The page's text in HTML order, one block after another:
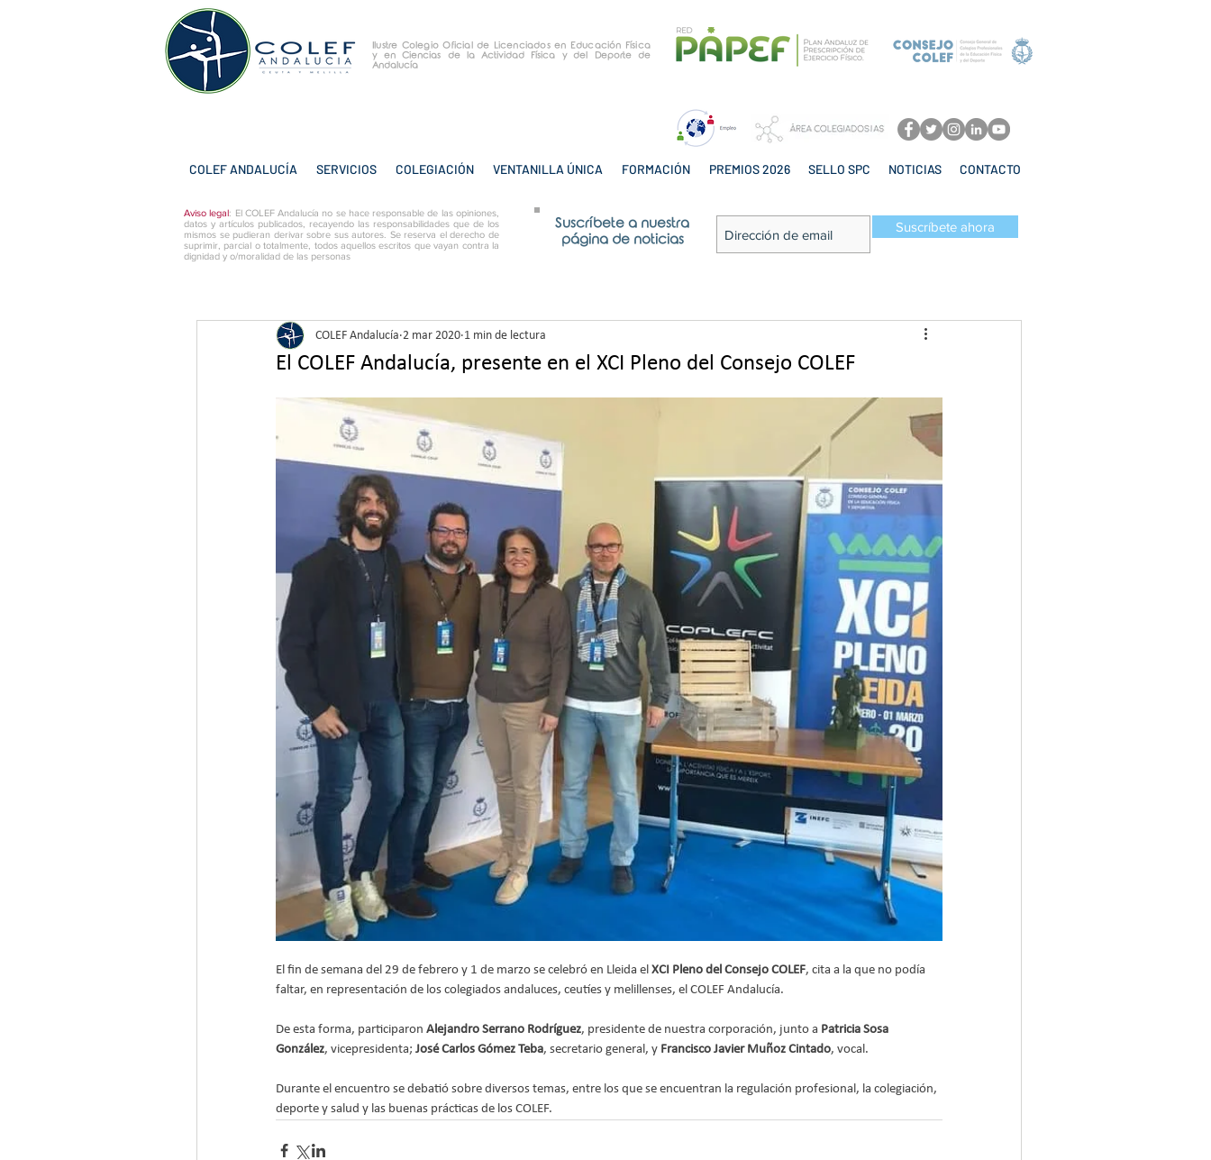
Ilustre Colegio Oficial de Licenciados en Educación Física
y en Ciencias de la Actividad Física y del Deporte de
Andalucía
COLEF ANDALUCÍA SERVICIOS COLEGIACIÓN VENTANILLA ÚNICA FORMACIÓN PREMIOS 2026 SELLO SPC NOTICIAS CONTACTO
Aviso legal: El COLEF Andalucía no se hace responsable de las opiniones,
datos y artículos publicados, recayendo las responsabilidades que de los
mismos se pudieran derivar sobre sus autores. Se reserva el derecho de
suprimir, parcial o totalmente, todos aquellos escritos que vayan contra la
dignidad y o/moralidad de las personas
Suscríbete a nuestra
página de noticias
Suscríbete ahora
El COLEF Andalucía, presente en el XCI Pleno del Consejo COLEF
COLEF Andalucía 2 mar 2020 1 min de lectura
El fin de semana del 29 de febrero y 1 de marzo se celebró en Lleida el XCI Pleno del Consejo COLEF, cita a la que no podía
faltar, en representación de los colegiados andaluces, ceutíes y melillenses, el COLEF Andalucía.
De esta forma, participaron Alejandro Serrano Rodríguez, presidente de nuestra corporación, junto a Patricia Sosa
González, vicepresidenta; José Carlos Gómez Teba, secretario general, y Francisco Javier Muñoz Cintado, vocal.
Durante el encuentro se debatió sobre diversos temas, entre los que se encuentran la regulación profesional, la colegiación,
deporte y salud y las buenas prácticas de los COLEF.